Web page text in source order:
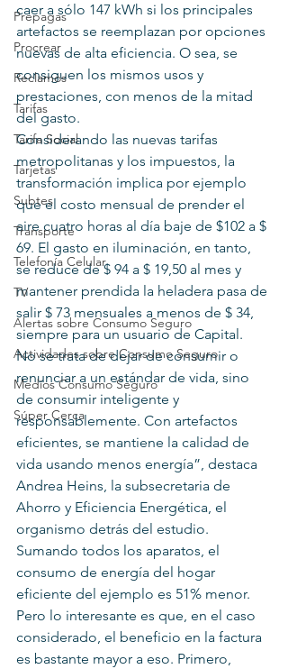
Prepagas
Procrear
Reclamos
Tarifas
Tarifa Social
Tarjetas
Subtes
Transporte
Telefonía Celular
TV
Alertas sobre Consumo Seguro
Actividades sobre Consumo Seguro
Medios Consumo Seguro
Súper Cerca
caer a sólo 147 kWh si los principales
artefactos se reemplazan por opciones
nuevas de alta eficiencia. O sea, se
consiguen los mismos usos y
prestaciones, con menos de la mitad
del gasto.
Considerando las nuevas tarifas
metropolitanas y los impuestos, la
transformación implica por ejemplo
que el costo mensual de prender el
aire cuatro horas al día baje de $102 a $
69. El gasto en iluminación, en tanto,
se reduce de $ 94 a $ 19,50 al mes y
mantener prendida la heladera pasa de
salir $ 73 mensuales a menos de $ 34,
siempre para un usuario de Capital.
No se trata de dejar de consumir o
renunciar a un estándar de vida, sino
de consumir inteligente y
responsablemente. Con artefactos
eficientes, se mantiene la calidad de
vida usando menos energía”, destaca
Andrea Heins, la subsecretaria de
Ahorro y Eficiencia Energética, el
organismo detrás del estudio.
Sumando todos los aparatos, el
consumo de energía del hogar
eficiente del ejemplo es 51% menor.
Pero lo interesante es que, en el caso
considerado, el beneficio en la factura
es bastante mayor a eso. Primero,